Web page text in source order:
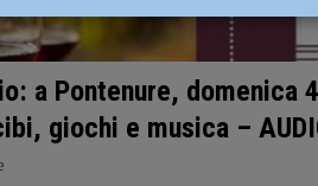
a Pontenure, domenica
giochi e musica –